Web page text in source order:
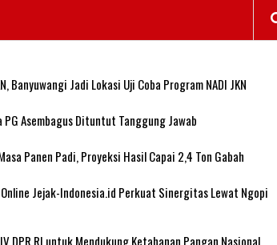
Jadi Lokasi Uji Coba Program NADI JKN
PG Asembagus Dituntut Tanggung Jawab
Panen Padi, Proyeksi Hasil Capai 2,4 Ton Gabah
Online Jejak-Indonesia.id Perkuat Sinergitas Lewat Ngopi
DPR RI untuk Mendukung Ketahanan Pangan Nasional